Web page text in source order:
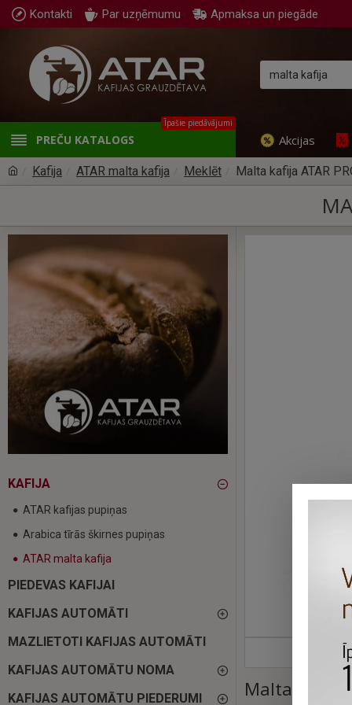
Kontakti Par uzņēmumu Apmaksa un piegāde
PREČU KATALOGS
Īpašie piedāvājumi
Akcijas
Kafija ATAR malta kafija Meklēt Malta kafija ATAR
KAFIJA
ATAR kafijas pupiņas
Arabica tīrās škirnes pupiņas
ATAR malta kafija
PIEDEVAS KAFIJAI
KAFIJAS AUTOMĀTI
MAZLIETOTI KAFIJAS AUTOMĀTI
KAFIJAS AUTOMĀTU NOMA
KAFIJAS AUTOMĀTU PIEDERUMI
Malta kafija